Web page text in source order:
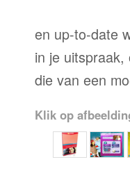
en up-to-date
in je
die van een
Klik op